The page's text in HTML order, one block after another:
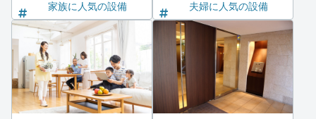
家族に人気の設備 夫婦に人気の設備